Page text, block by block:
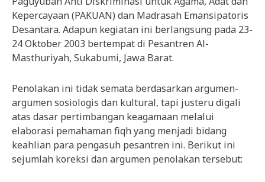
Kepercayaan (PAKUAN) dan Madrasah Emansipatoris
Desantara. Adapun kegiatan ini berlangsung pada 23-
24 Oktober 2003 bertempat di Pesantren Al-
Masthuriyah, Sukabumi, Jawa Barat.
Penolakan ini tidak semata berdasarkan argumen-
argumen sosiologis dan kultural, tapi justeru digali
atas dasar pertimbangan keagamaan melalui
elaborasi pemahaman fiqh yang menjadi bidang
keahlian para pengasuh pesantren ini. Berikut ini
sejumlah koreksi dan argumen penolakan tersebut: